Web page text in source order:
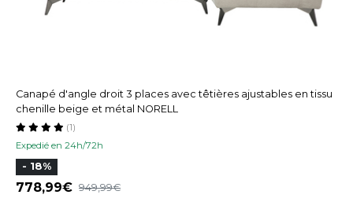
Canapé d'angle droit 3 places avec têtières ajustables en tissu
chenille beige et métal NORELL
Expedié en 24h/72h
(1)
- 18%
778,99 949,99